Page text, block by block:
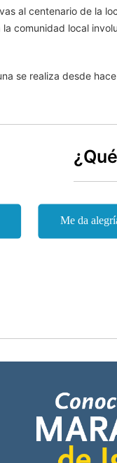
al centenario de la
comunidad local
se realiza desde